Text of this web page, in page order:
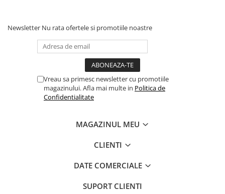
Newsletter Nu rata ofertele si promotiile noastre
Vreau sa primesc newsletter cu promotiile
magazinului. Afla mai multe in Politica de
Confidentialitate
MAGAZINUL MEU
CLIENTI
DATE COMERCIALE
SUPORT CLIENTI